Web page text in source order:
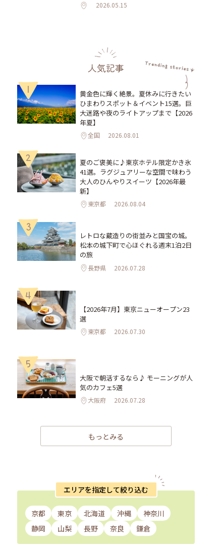
2026.05.15
人気記事
1
黄金色に輝く絶景。夏休みに行きたい
ひまわりスポット＆イベント15選。巨
大迷路や夜のライトアップまで【2026
年夏】
全国 2026.08.01
2
夏のご褒美に♪東京ホテル限定かき氷
41選。ラグジュアリーな空間で味わう
大人のひんやりスイーツ【2026年最
新】
東京都 2026.08.04
3
レトロな蔵造りの街並みと国宝の城。
松本の城下町で心ほぐれる週末1泊2日
の旅
長野県 2026.07.28
4
【2026年7月】東京ニューオープン23
選
東京都 2026.07.30
5
大阪で朝活するなら♪ モーニングが人
気のカフェ5選
大阪府 2026.07.28
もっとみる
エリアを指定して絞り込む
京都 東京 北海道 沖縄
神奈川
静岡
山梨 長野 奈良 鎌倉